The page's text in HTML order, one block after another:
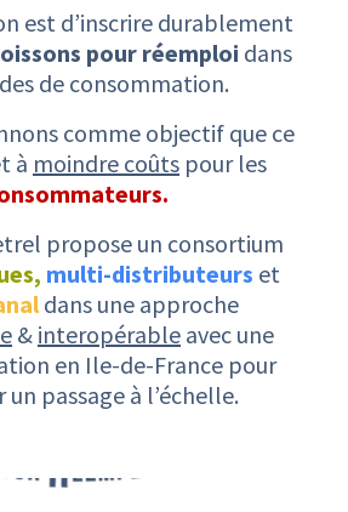
est d’inscrire durablement
pour réemploi dans
de consommation.
comme objectif que ce
à moindre coûts pour les
propose un consortium
multi-distributeurs et
dans une approche
& interopérable avec une
en Ile-de-France pour
passage à l’échelle.